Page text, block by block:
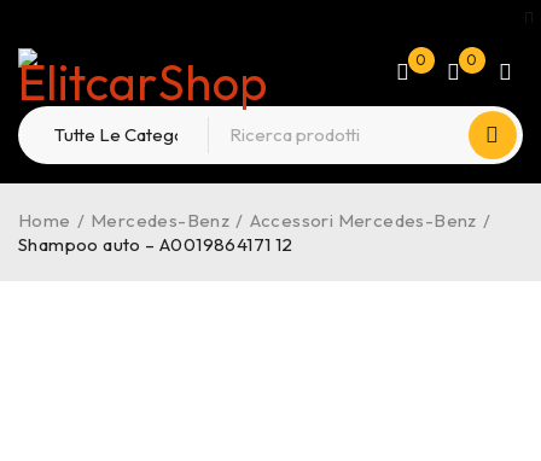
0 0
Home / Mercedes-Benz / Accessori Mercedes-Benz /
Shampoo auto – A0019864171 12